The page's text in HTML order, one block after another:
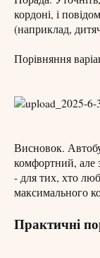
кордоні, і
(наприклад,
Порівняння
Висновок.
комфортний, але
- для тих, хто
максимального
Практичні